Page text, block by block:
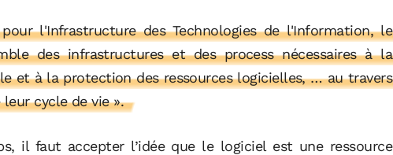
l'Infrastructure des Technologies de l'Information, le
des infrastructures et des process nécessaires à la
et à la protection des ressources logicielles, … au travers
leur cycle de vie ».
il faut accepter l’idée que le logiciel est une ressource